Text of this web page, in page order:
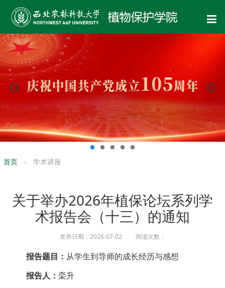
首页 学术讲座
关于举办2026年植保论坛系列学
术报告会（十三）的通知
发布日期：2026-07-02 阅读次数：
报告题目： 从学生到导师的成长经历与感想
报告人： 栾升